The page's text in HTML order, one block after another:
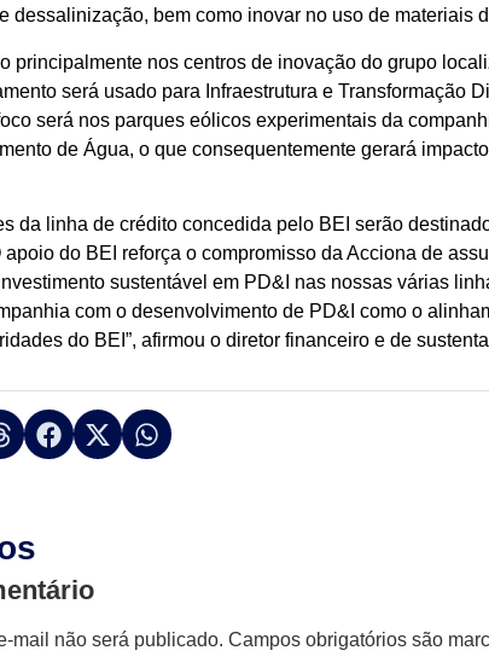
dessalinização, bem como inovar no uso de materiais
principalmente nos centros de inovação do grupo
será usado para Infraestrutura e Transformação
será nos parques eólicos experimentais da
de Água, o que consequentemente gerará
da linha de crédito concedida pelo BEI serão
apoio do BEI reforça o compromisso da Acciona de
sustentável em PD&I nas nossas várias
com o desenvolvimento de PD&I como o
do BEI”, afirmou o diretor financeiro e de
mail não será publicado. Campos obrigatórios são